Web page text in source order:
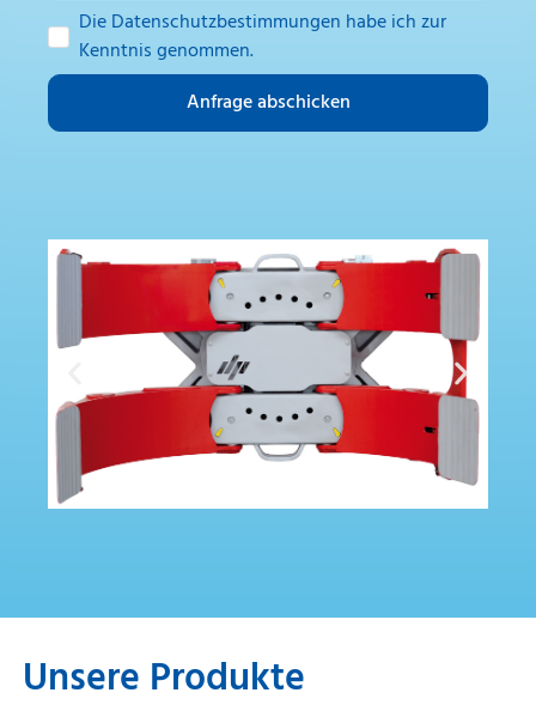
DieDatenschutzbestimmungen habe ich zur
Kenntnis genommen.
Anfrage abschicken
Unsere Produkte